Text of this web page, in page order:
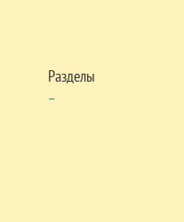
Разделы
Главная